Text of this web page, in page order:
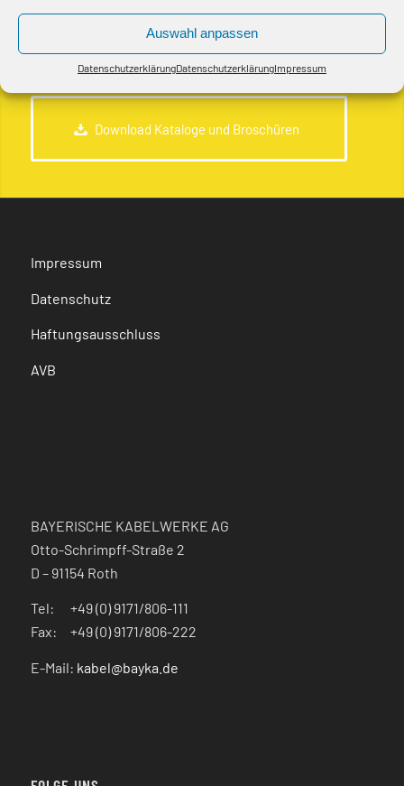
Auswahl anpassen
DatenschutzerklärungDatenschutzerklärungImpressum
Themenpark
Download Kataloge und Broschüren
Impressum
Datenschutz
Haftungsausschluss
AVB
BAYERISCHE KABELWERKE AG
Otto-Schrimpff-Straße 2
D – 91154 Roth
Tel: +49 (0) 9171/806-111
Fax: +49 (0) 9171/806-222
E-Mail: kabel@bayka.de